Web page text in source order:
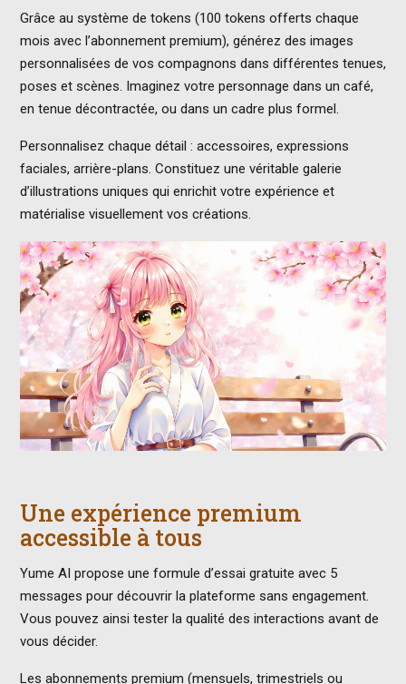
Grâce au système de tokens (100 tokens offerts chaque
mois avec l’abonnement premium), générez des images
personnalisées de vos compagnons dans différentes tenues,
poses et scènes. Imaginez votre personnage dans un café,
en tenue décontractée, ou dans un cadre plus formel.
Personnalisez chaque détail : accessoires, expressions
faciales, arrière-plans. Constituez une véritable galerie
d’illustrations uniques qui enrichit votre expérience et
matérialise visuellement vos créations.
Une expérience premium
accessible à tous
Yume AI propose une formule d’essai gratuite avec 5
messages pour découvrir la plateforme sans engagement.
Vous pouvez ainsi tester la qualité des interactions avant de
vous décider.
Les abonnements premium (mensuels, trimestriels ou